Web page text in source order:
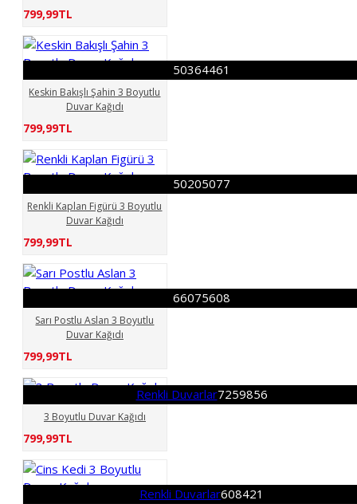
799,99TL
50364461
Keskin Bakışlı Şahin 3 Boyutlu
Duvar Kağıdı
799,99TL
50205077
Renkli Kaplan Figürü 3 Boyutlu
Duvar Kağıdı
799,99TL
66075608
Sarı Postlu Aslan 3 Boyutlu
Duvar Kağıdı
799,99TL
Renkli Duvarlar7259856
3 Boyutlu Duvar Kağıdı
799,99TL
Renkli Duvarlar608421